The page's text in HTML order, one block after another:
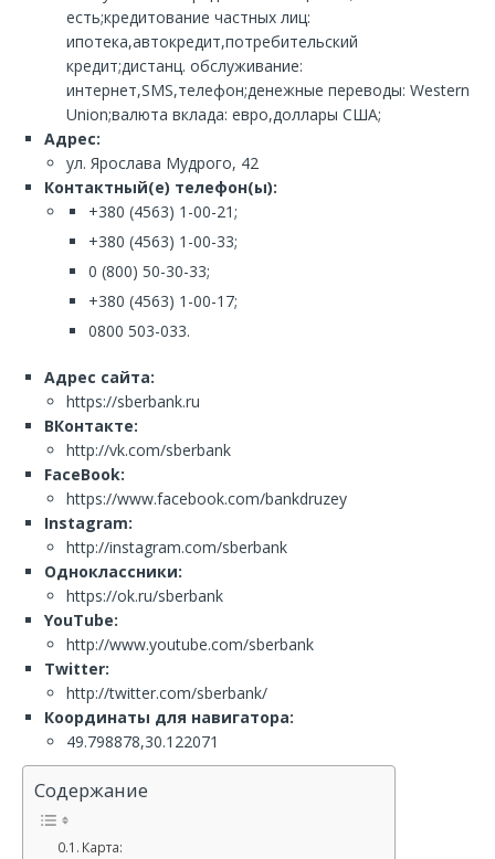
есть;кредитование частных лиц:
ипотека,автокредит,потребительский
кредит;дистанц. обслуживание:
интернет,SMS,телефон;денежные переводы: Western
Union;валюта вклада: евро,доллары США;
Адрес:
ул. Ярослава Мудрого, 42
Контактный(е) телефон(ы):
+380 (4563) 1-00-21;
+380 (4563) 1-00-33;
0 (800) 50-30-33;
+380 (4563) 1-00-17;
0800 503-033.
Адрес сайта:
https://sberbank.ru
ВКонтакте:
http://vk.com/sberbank
FaceBook:
https://www.facebook.com/bankdruzey
Instagram:
http://instagram.com/sberbank
Одноклассники:
https://ok.ru/sberbank
YouTube:
http://www.youtube.com/sberbank
Twitter:
http://twitter.com/sberbank/
Координаты для навигатора:
49.798878,30.122071
Содержание
Карта: